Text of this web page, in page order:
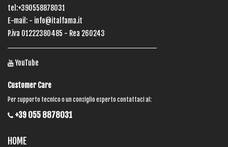
tel:+390558878031
E-mail: - info@italfama.it
P.iva 01222380485 - Rea 260243
YouTube
Customer Care
Per supporto tecnico o un consiglio esperto contattaci al:
+39 055 8878031
HOME